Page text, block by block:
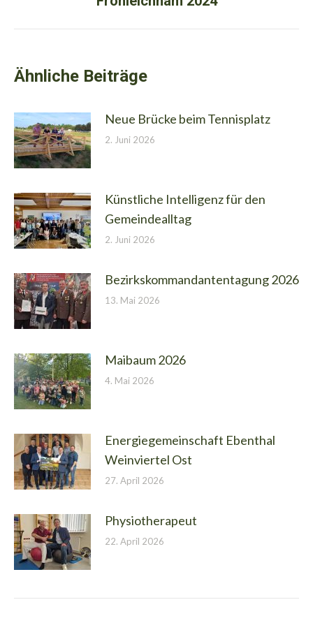
Ähnliche Beiträge
Neue Brücke beim Tennisplatz
2. Juni 2026
Künstliche Intelligenz für den
Gemeindealltag
2. Juni 2026
Bezirkskommandantentagung 2026
13. Mai 2026
Maibaum 2026
4. Mai 2026
Energiegemeinschaft Ebenthal
Weinviertel Ost
27. April 2026
Physiotherapeut
22. April 2026